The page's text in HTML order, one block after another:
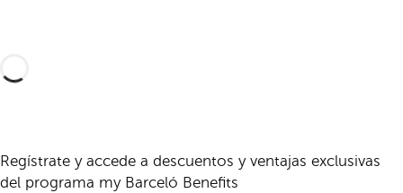
Regístrate y accede a descuentos y ventajas exclusivas
del programa my Barceló Benefits